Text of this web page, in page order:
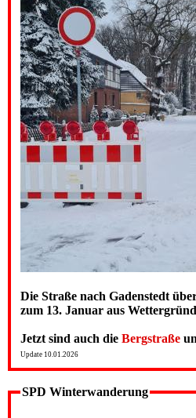
Die Straße nach Gadenstedt
zum 13. Januar aus
Jetzt sind auch die Bergstraße
Update 10.01.2026
SPD Winterwanderung